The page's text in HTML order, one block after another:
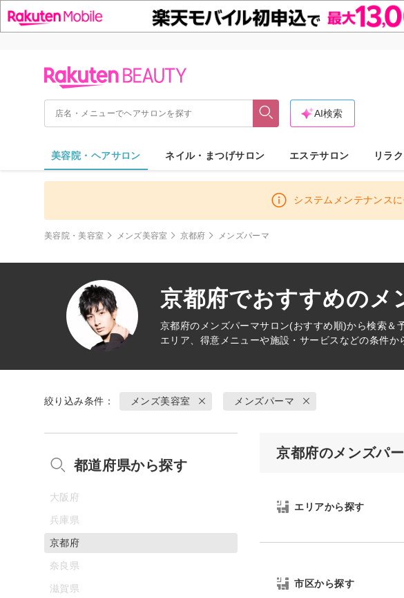
AI検索
美容院・ヘアサロン ネイル・まつげサロン エステサロン リラ
システムメンテナンス
美容院・美容室 メンズ美容室 京都府 メンズパーマ
京都府でおすすめのメ
京都府の メンズパーマサロン(おすすめ順)から検索＆
エリア、得意メニューや施設・サービスなどの条件
絞り込み条件： メンズ美容室 メンズパーマ
京都府のメンズパ
エリアから探す
市区から探す
都道府県から探す
大阪府
兵庫県
京都府
奈良県
滋賀県